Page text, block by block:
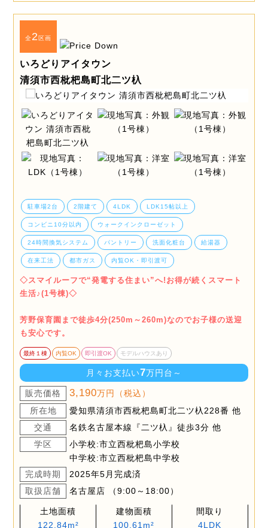
全2区画
いろどりアイタウン
清須市西枇杷島町北二ツ杁
駐車場2台 2階建て 4LDK LDK15帖以上
コンビニ10分以内 ウォークインクローゼット
24時間換気システム パントリー 洗面化粧台 給湯器
在来工法 都市ガス 内覧OK・即引渡可
◇スマイルーフで“発電する住まい”へ!お得が続くスマート
生活♪(1号棟)◇
芳野保育園まで徒歩4分(250m～260m)なのでお子様の送迎
も安心です。
最終１棟 内覧OK 即引渡OK モデルハウスあり
月々お支払い7万円台～
販売価格 3,190万円（税込）
所在地
愛知県清須市西枇杷島町北二ツ杁228番 他
交通
名鉄名古屋本線『二ツ杁』徒歩3分 他
学区
小学校:市立西枇杷島小学校
中学校:市立西枇杷島中学校
完成時期
2025年5月完成済
取扱店舗
名古屋店 （9:00～18:00）
土地面積
122.84m²
建物面積
100.61m²
間取り
4LDK